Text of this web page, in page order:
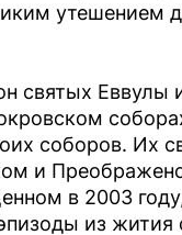
утешением
святых Еввулы
соборов. Их
и
в 2003
из жития